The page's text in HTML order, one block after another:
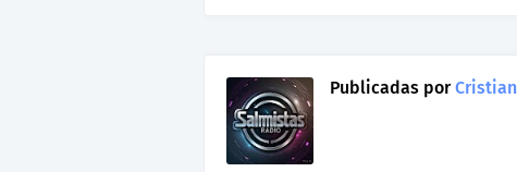
Publicadas por